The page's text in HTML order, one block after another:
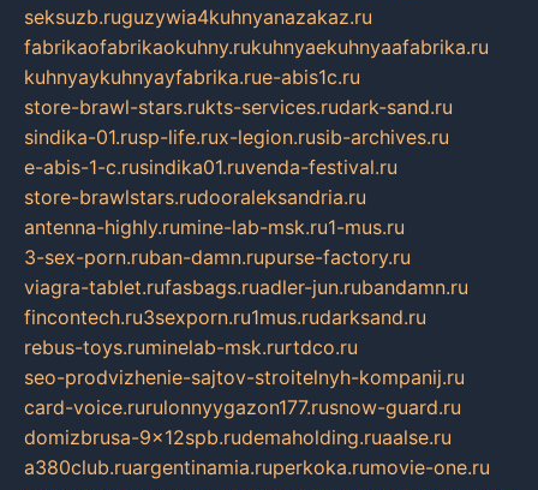
seksuzb.ruguzywia4kuhnyanazakaz.ru
fabrikaofabrikaokuhny.rukuhnyaekuhnyaafabrika.ru
kuhnyaykuhnyayfabrika.rue-abis1c.ru
store-brawl-stars.rukts-services.rudark-sand.ru
sindika-01.rusp-life.rux-legion.rusib-archives.ru
e-abis-1-c.rusindika01.ruvenda-festival.ru
store-brawlstars.rudooraleksandria.ru
antenna-highly.rumine-lab-msk.ru1-mus.ru
3-sex-porn.ruban-damn.rupurse-factory.ru
viagra-tablet.rufasbags.ruadler-jun.rubandamn.ru
fincontech.ru3sexporn.ru1mus.rudarksand.ru
rebus-toys.ruminelab-msk.rurtdco.ru
seo-prodvizhenie-sajtov-stroitelnyh-kompanij.ru
card-voice.rurulonnyygazon177.rusnow-guard.ru
domizbrusa-9x12spb.rudemaholding.ruaalse.ru
a380club.ruargentinamia.ruperkoka.rumovie-one.ru